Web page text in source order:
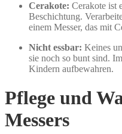
Cerakote: Cerakote ist
Beschichtung.
einem Messer, das mit
Nicht essbar: Keines
sie noch so bunt sind.
Kindern aufbewahren.
Pflege und
Messers